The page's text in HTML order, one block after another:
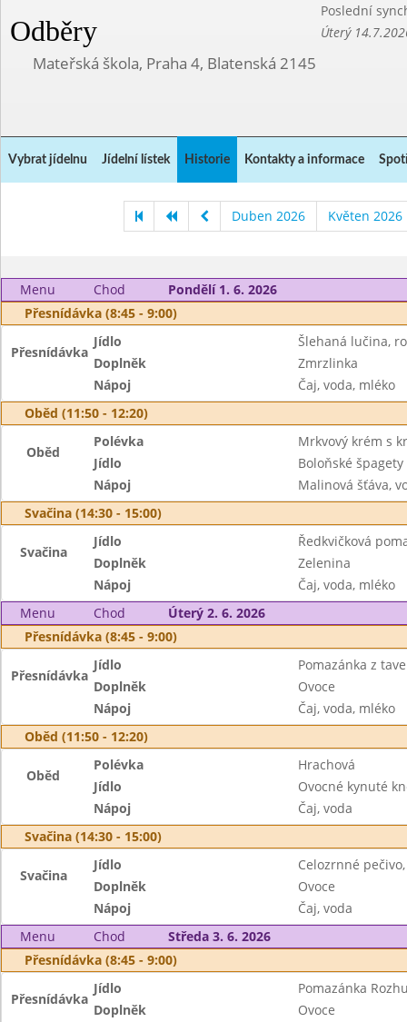
Odběry
Poslední
Úterý
Mateřská škola, Praha 4, Blatenská 2145
Vybrat jídelnu Jídelní lístek Historie Kontakty a informace
Duben 2026 Květen 2026
Menu Chod
Pondělí 1. 6. 2026
Přesnídávka (8:45 - 9:00)
Přesnídávka
Jídlo
Šlehaná lučina,
Doplněk
Zmrzlinka
Nápoj
Čaj, voda, mléko
Oběd (11:50 - 12:20)
Oběd
Polévka
Mrkvový krém s
Jídlo
Boloňské
Nápoj
Malinová šťáva,
Svačina (14:30 - 15:00)
Svačina
Jídlo
Ředkvičková
Doplněk
Zelenina
Nápoj
Čaj, voda, mléko
Menu
Chod
Úterý 2. 6. 2026
Přesnídávka (8:45 - 9:00)
Přesnídávka
Jídlo
Pomazánka z
Doplněk
Ovoce
Nápoj
Čaj, voda, mléko
Oběd (11:50 - 12:20)
Oběd
Polévka
Hrachová
Jídlo
Ovocné kynuté
Nápoj
Čaj, voda
Svačina (14:30 - 15:00)
Svačina
Jídlo
Celozrnné
Doplněk
Ovoce
Nápoj
Čaj, voda
Menu
Chod
Středa 3. 6. 2026
Přesnídávka (8:45 - 9:00)
Přesnídávka
Jídlo
Pomazánka
Doplněk
Ovoce